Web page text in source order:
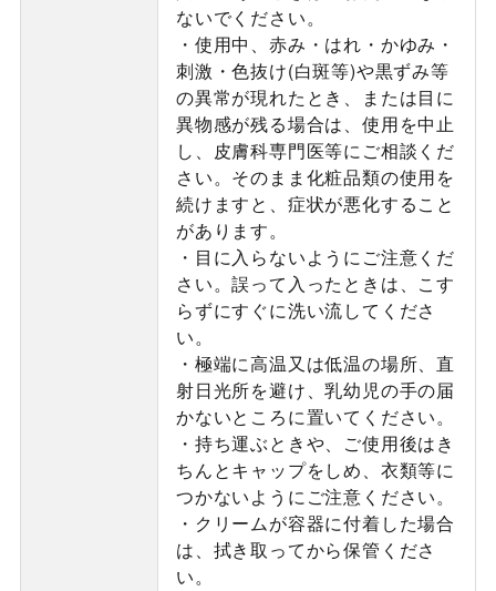
ないでください。
・使用中、赤み・はれ・かゆみ・
刺激・色抜け(白斑等)や黒ずみ等
の異常が現れたとき、または目に
異物感が残る場合は、使用を中止
し、皮膚科専門医等にご相談くだ
さい。そのまま化粧品類の使用を
続けますと、症状が悪化すること
があります。
・目に入らないようにご注意くだ
さい。誤って入ったときは、こす
らずにすぐに洗い流してくださ
い。
・極端に高温又は低温の場所、直
射日光所を避け、乳幼児の手の届
かないところに置いてください。
・持ち運ぶときや、ご使用後はき
ちんとキャップをしめ、衣類等に
つかないようにご注意ください。
・クリームが容器に付着した場合
は、拭き取ってから保管くださ
い。